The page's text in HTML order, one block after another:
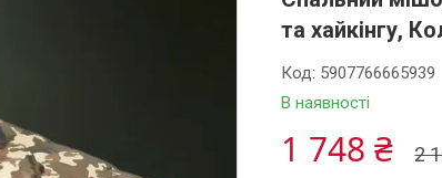
та хайкінгу,
В наявності
Код: 5907766665939
2
1 748 ₴